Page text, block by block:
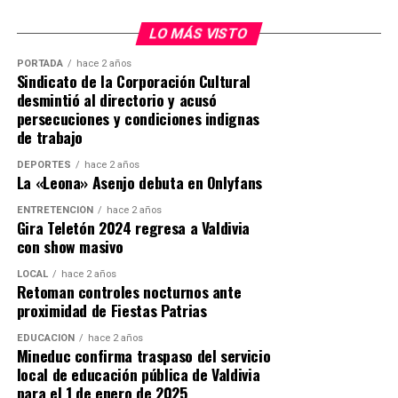
de drogas, reforzando la seguridad de la comunidad y la
prevención de delitos asociados al narcotráfico.
Post Views: 27
LO MÁS VISTO
PORTADA hace 2 años
Sindicato de la Corporación Cultural
desmintió al directorio y acusó
persecuciones y condiciones indignas
de trabajo
DEPORTES hace 2 años
La «Leona» Asenjo debuta en Onlyfans
ENTRETENCIÓN hace 2 años
Gira Teletón 2024 regresa a Valdivia
con show masivo
LOCAL hace 2 años
Retoman controles nocturnos ante
proximidad de Fiestas Patrias
EDUCACIÓN hace 2 años
Mineduc confirma traspaso del servicio
local de educación pública de Valdivia
para el 1 de enero de 2025